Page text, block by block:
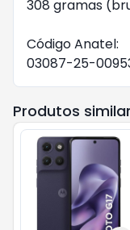
308 gramas
Código Anatel:
03087-25-
Produtos